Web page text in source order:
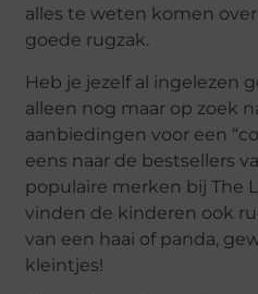
alles te weten komen
goede rugzak.
Heb je jezelf al ingelezen
alleen nog maar op zoek
aanbiedingen voor een
eens naar de bestsellers
populaire merken bij The
vinden de kinderen ook
van een haai of panda,
kleintjes!